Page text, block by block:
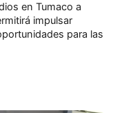
en Tumaco a
impulsar
para las